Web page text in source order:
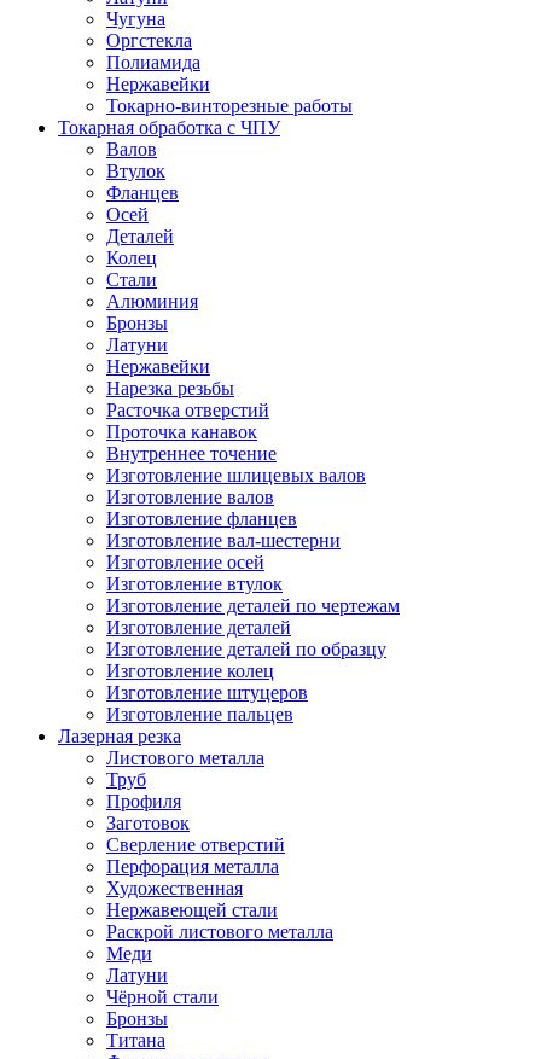
Чугуна
Оргстекла
Полиамида
Нержавейки
Токарно-винторезные работы
Токарная обработка с ЧПУ
Валов
Втулок
Фланцев
Осей
Деталей
Колец
Стали
Алюминия
Бронзы
Латуни
Нержавейки
Нарезка резьбы
Расточка отверстий
Проточка канавок
Внутреннее точение
Изготовление шлицевых валов
Изготовление валов
Изготовление фланцев
Изготовление вал-шестерни
Изготовление осей
Изготовление втулок
Изготовление деталей по чертежам
Изготовление деталей
Изготовление деталей по образцу
Изготовление колец
Изготовление штуцеров
Изготовление пальцев
Лазерная резка
Листового металла
Труб
Профиля
Заготовок
Сверление отверстий
Перфорация металла
Художественная
Нержавеющей стали
Раскрой листового металла
Меди
Латуни
Чёрной стали
Бронзы
Титана